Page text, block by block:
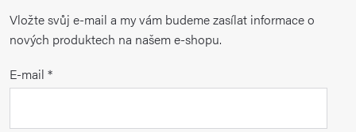
Vložte svůj e-mail a my vám budeme zasílat informace o
nových produktech na našem e-shopu.
E-mail